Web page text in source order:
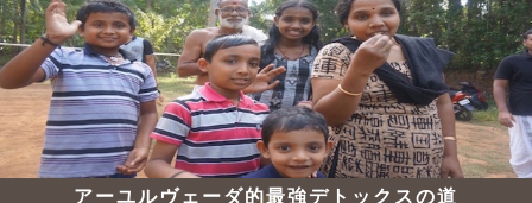
アーユルヴェーダ的最強デトックスの道